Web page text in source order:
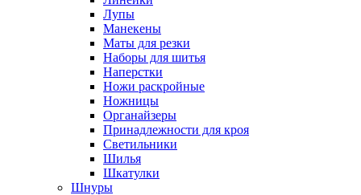
Лупы
Манекены
Маты для резки
Наборы для шитья
Наперстки
Ножи раскройные
Ножницы
Органайзеры
Принадлежности для кроя
Светильники
Шилья
Шкатулки
Шнуры